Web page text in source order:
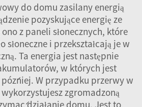
do domu zasilany energią
pozyskujące energię ze
ono z paneli słonecznych, które
słoneczne i przekształcają je w
Ta energia jest następnie
w których jest
W przypadku przerwy w
zgromadzoną
działanie domu. Jest to